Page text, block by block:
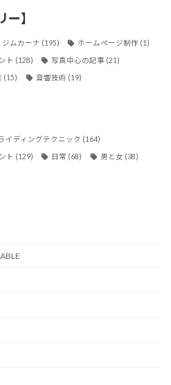
】
ジムカーナ (195) ホームページ制作 (1)
ト (128) 写真中心の記事 (21)
(15) 音響技術 (19)
イディングテクニック (164)
ト (129) 日常 (68) 男と女 (38)